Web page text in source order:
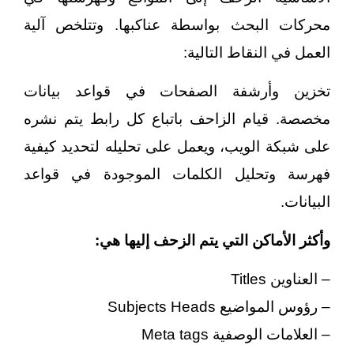
محركات البحث بواسطة عناكبها. وتتلخص آلية
العمل في النقاط التالية:
تخزين وأرشفة الصفحات في قواعد بيانات
مخصصة. قيام الزاحف باتباع كل رابط يتم نشره
على شبكة الويب، ويعمل على تحليله لتحديد كيفية
فهرسة وتحليل الكلمات الموجودة في قواعد
البيانات.
وأكثر الأماكن التي يتم الزحف إليها هي:
– العناوين Titles
– رؤوس المواضيع Subjects Heads
– العلامات الوصفية Meta tags